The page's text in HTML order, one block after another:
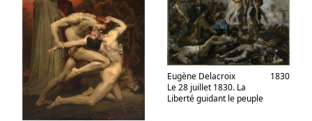
Eugène Delacroix
Le 28 juillet 1830. La
Liberté guidant le peuple
1830